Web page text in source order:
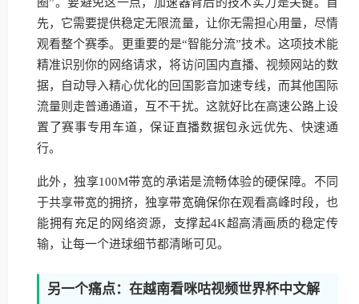
先，它需要提供稳定无限流量，让你无需担心用量，尽情
观看整个赛季。更重要的是“智能分流”技术。这项技术能
精准识别你的网络请求，将访问国内直播、视频网站的数
据，自动导入精心优化的回国影音加速专线，而其他国际
流量则走普通通道，互不干扰。这就好比在高速公路上设
置了赛事专用车道，保证直播数据包永远优先、快速通
行。
此外，独享100M带宽的承诺是流畅体验的硬保障。不同
于共享带宽的拥挤，独享带宽确保你在观看高峰时段，也
能拥有充足的网络资源，支撑起4K超高清画质的稳定传
输，让每一个进球细节都清晰可见。
另一个痛点：在越南看咪咕视频世界杯中文解